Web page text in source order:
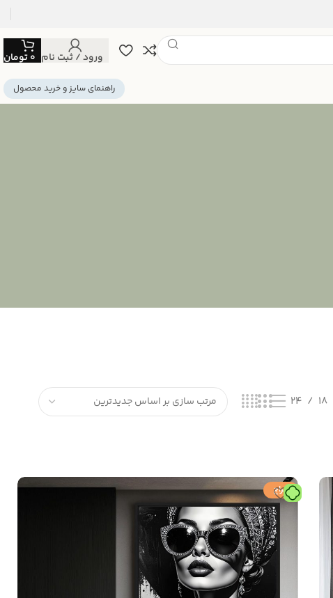
ورود / ثبت نام 0تومان
راهنمای سایز و خرید محصول
18
24
حراج